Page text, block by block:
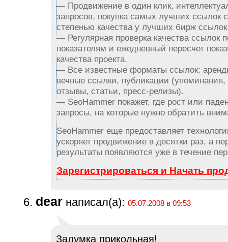
— Продвижение в один клик,
запросов, покупка самых лучших ссылок
степенью качества у лучших бирж
— Регулярная проверка качества ссылок
показателям и ежедневный пересчет
качества проекта.
— Все известные форматы ссылок:
вечные ссылки, публикации
отзывы, статьи, пресс-релизы).
— SeoHammer покажет, где рост или
запросы, на которые нужно обратить
SeoHammer еще предоставляет
ускоряет продвижение в десятки раз, а
результаты появляются уже в течение
Зарегистрироваться и Начать
dear написал(а): 05.07.2008 в 09:53
Задумка прикольная!